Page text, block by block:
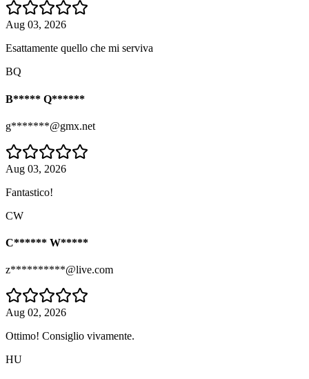
Aug 03, 2026
Esattamente quello che mi serviva
BQ
B***** Q******
g*******@gmx.net
Aug 03, 2026
Fantastico!
CW
C****** W*****
z**********@live.com
Aug 02, 2026
Ottimo! Consiglio vivamente.
HU